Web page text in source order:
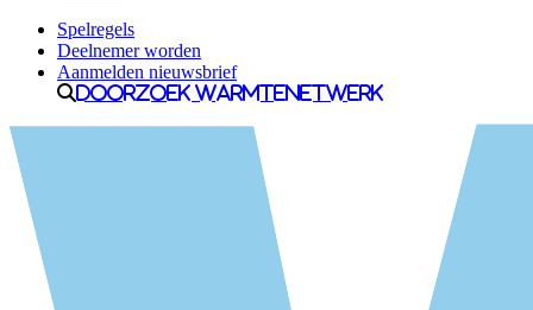
Spelregels
Deelnemer worden
Aanmelden nieuwsbrief
Doorzoek Warmtenetwerk